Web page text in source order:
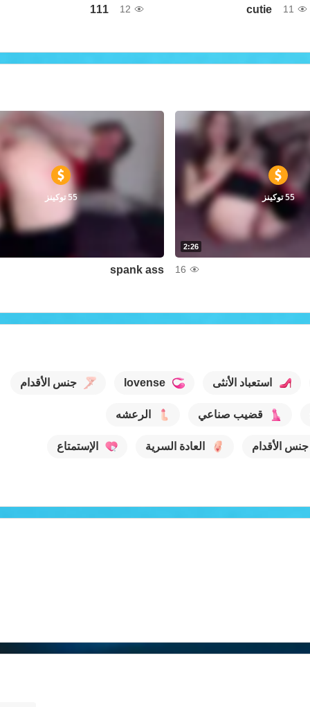
11
cutie
12
111
2:26
55 توكينز
16
55 توكينز
spank ass
استعباد الأنثى lovense جنس الأقدام
قضيب صناعي الرعشه
جنس الأقدام العادة السرية الإستمتاع